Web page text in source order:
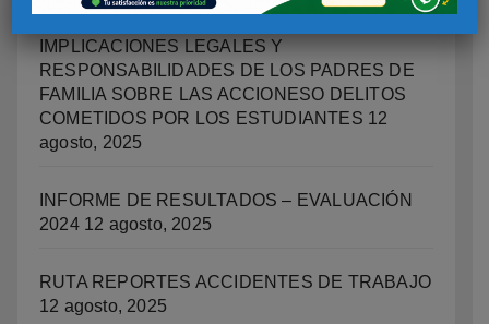
IMPLICACIONES LEGALES Y
RESPONSABILIDADES DE LOS PADRES DE
FAMILIA SOBRE LAS ACCIONESO DELITOS
COMETIDOS POR LOS ESTUDIANTES 12
agosto, 2025
INFORME DE RESULTADOS – EVALUACIÓN
2024 12 agosto, 2025
RUTA REPORTES ACCIDENTES DE TRABAJO
12 agosto, 2025